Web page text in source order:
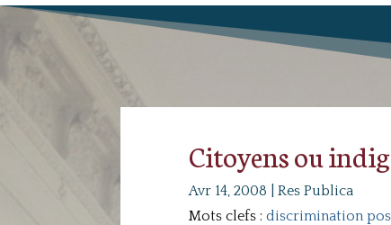
Citoyens ou
Avr 14, 2008
Res Publica
Mots clefs : discrimination